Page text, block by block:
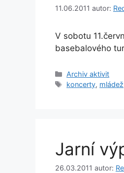
11.06.2011 autor:
V sobotu
basebalového
Rubriky
Archiv aktivit
Štítky
koncerty, mládež
Jarní
26.03.2011 autor: